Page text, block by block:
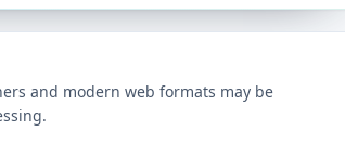
and modern web formats may be